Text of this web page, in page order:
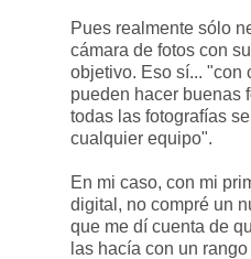
Pues realmente sólo
cámara de fotos con
objetivo. Eso sí... "con
pueden hacer buenas
todas las fotografías
cualquier equipo".
En mi caso, con mi
digital, no compré un
que me dí cuenta de
las hacía con un